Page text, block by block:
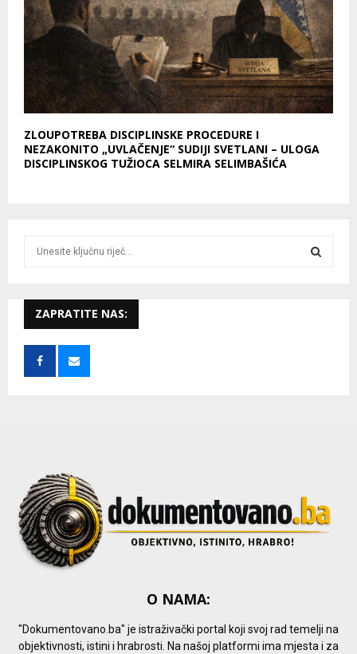
ZLOUPOTREBA DISCIPLINSKE PROCEDURE I
NEZAKONITO „UVLAČENJE“ SUDIJI SVETLANI – ULOGA
DISCIPLINSKOG TUŽIOCA SELMIRA SELIMBAŠIĆA
h
f
r
ZAPRATITE NAS:
O NAMA:
"Dokumentovano.ba" je istraživački portal koji svoj rad temelji na
objektivnosti, istini i hrabrosti. Na našoj platformi ima mjesta i za